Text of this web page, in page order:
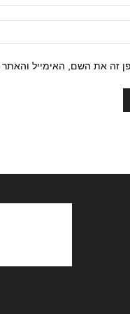
זה את השם, האימייל